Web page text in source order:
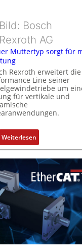
n
u
d
Z
u
t
a
n
d
s
ü
b
e
c
h
k
m
b
n
i
e
P
o
s
i
t
i
o
e
Bild: Bosch
Rexroth AG
Muttertyp sorgt für
Rexroth erweitert die
Line seiner
um
für vertikale und
Weiterlesen:
N
e
e
r
t
e